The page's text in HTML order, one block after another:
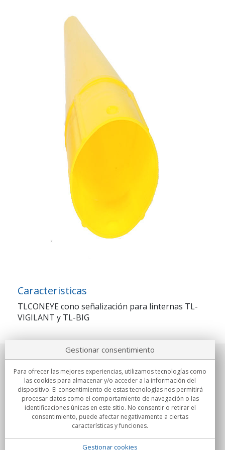
Caracteristicas
TLCONEYE cono señalización para linternas TL-
VIGILANT y TL-BIG
Sobre nosotros
Compromisos
Compras
Gestionar consentimiento
Para ofrecer las mejores experiencias, utilizamos tecnologías como
las cookies para almacenar y/o acceder a la información del
dispositivo. El consentimiento de estas tecnologías nos permitirá
procesar datos como el comportamiento de navegación o las
identificaciones únicas en este sitio. No consentir o retirar el
consentimiento, puede afectar negativamente a ciertas
características y funciones.
Gestionar cookies